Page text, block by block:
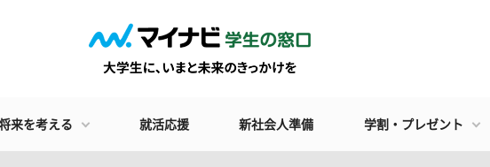
来を考える 就活応援 新社会人準備 学割・プレゼント